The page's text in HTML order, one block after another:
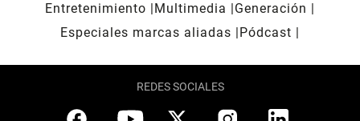
Entretenimiento
Multimedia
Generación
Especiales marcas aliadas
Pódcast
REDES SOCIALES